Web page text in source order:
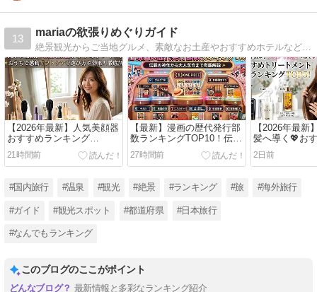
13
mariaの欲張りめぐりガイド
絶景観光からご当地グルメ、素敵なお土産やおすすめホテルなど、47都道府県の魅力をmariaがたっぷりお届けするよ。いろんなランキング紹介もしてます。
【2026年最新】人気美顔器
おすすめランキング
TOP5✨おうちで感動リフ
トケア♡選び方や効果も徹
底解説！
21時間前
【最新】漫画の歴代発行部
数ランキングTOP10！伝説
の神作から大人気作まで徹
底解説✨
27時間前
【2026年最新
髪へ導く💖お
トメント人気
TOP5！サロン
話題のオイル
2日前
#国内旅行 #温泉 #観光 #絶景 #ランキング #旅 #海外旅行
#ガイド #観光スポット #都道府県 #日本旅行
#なんでもランキング
このブログのここがポイント
最新情報と多彩なランキング紹介